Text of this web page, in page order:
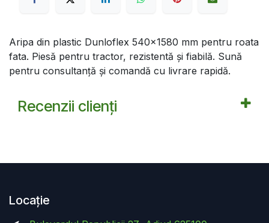
Aripa din plastic Dunloflex 540x1580 mm pentru roata
fata. Piesă pentru tractor, rezistentă și fiabilă. Sună
pentru consultanță și comandă cu livrare rapidă.
Recenzii clienți
Locație